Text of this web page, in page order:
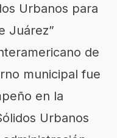
Urbanos para
Juárez”
de
municipal fue
en la
Urbanos